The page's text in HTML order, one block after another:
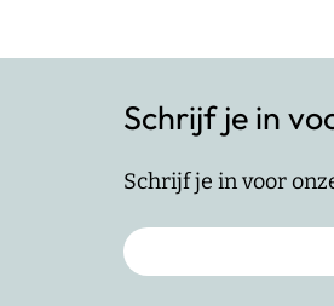
Schrijf je in
Schrijf je in voor